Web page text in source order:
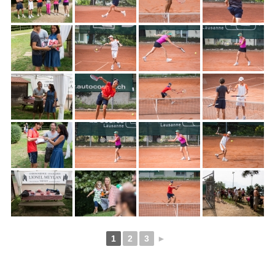
1 2 3 ►